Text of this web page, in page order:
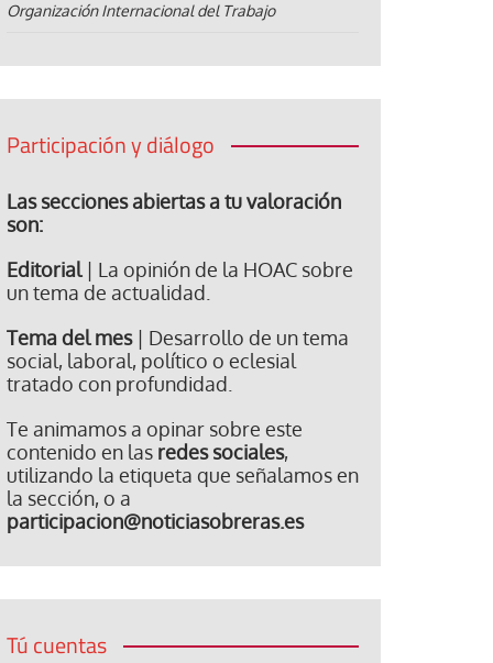
Organización Internacional del Trabajo
Participación y diálogo
Las secciones abiertas a tu valoración
son:
Editorial| La opinión de la HOAC sobre
un tema de actualidad.
Tema del mes| Desarrollo de un tema
social, laboral, político o eclesial
tratado con profundidad.
Te animamos a opinar sobre este
contenido en las redes sociales,
utilizando la etiqueta que señalamos en
la sección, o a
participacion@noticiasobreras.es
Tú cuentas